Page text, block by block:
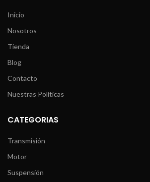
Inicio
Nosotros
Tienda
Blog
Contacto
Nuestras Políticas
CATEGORIAS
Transmisión
Motor
Suspensión